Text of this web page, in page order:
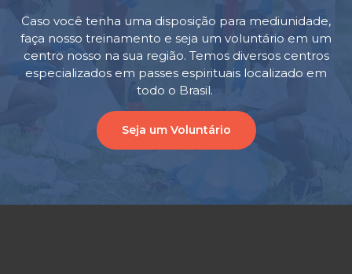
Caso você tenha uma disposição para mediunidade,
faça nosso treinamento e seja um voluntário em um
centro nosso na sua região. Temos diversos centros
especializados em passes espirituais localizado em
todo o Brasil.
Seja um Voluntário